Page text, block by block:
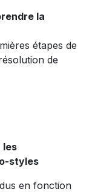
la
étapes de
de
les
styles
en fonction